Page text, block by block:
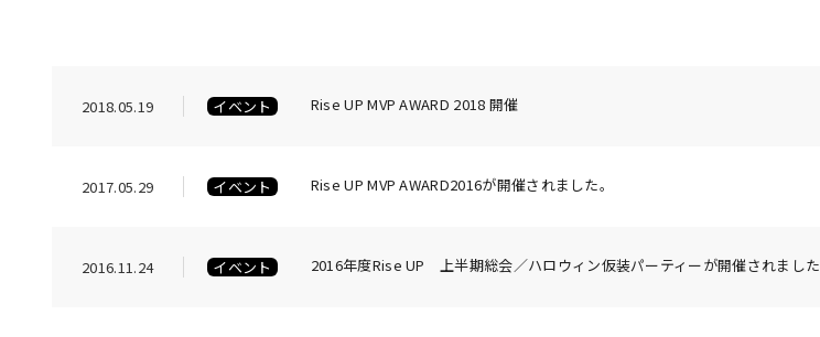
2018.05.19 イベント Rise UP MVP AWARD 2018 開催
2017.05.29 イベント Rise UP MVP AWARD2016が開催されました。
2016.11.24 イベント 2016年度Rise UP 上半期総会／ハロウィン仮装パーティーが開催されました